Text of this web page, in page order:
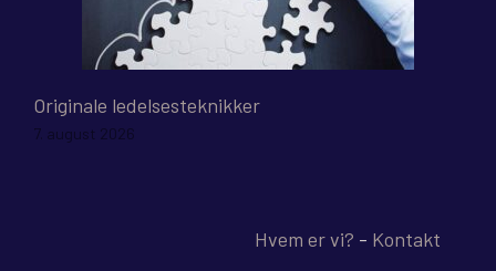
Originale ledelsesteknikker
7. august 2026
Hvem er vi? - Kontakt